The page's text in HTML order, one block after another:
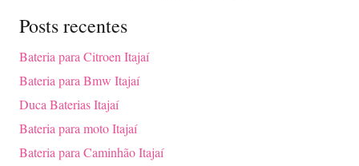
Posts recentes
Bateria para Citroen Itajaí
Bateria para Bmw Itajaí
Duca Baterias Itajaí
Bateria para moto Itajaí
Bateria para Caminhão Itajaí